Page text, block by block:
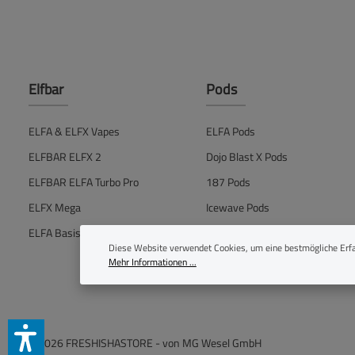
Elfbar
ELFA & ELFX Vapes
ELFBAR ELFX 2
ELFBAR ELFA Turbo Pro
ELFX Mega
ELFA Basisgerät
Pods
ELFA Pods
Dojo Blast X Pods
187 Pods
Icewave Pods
© 2026 FRESHISHASTORE - von MG Wesel GmbH
Diese Website verwendet Cookies, um eine bestmögliche
Mehr Informationen ...